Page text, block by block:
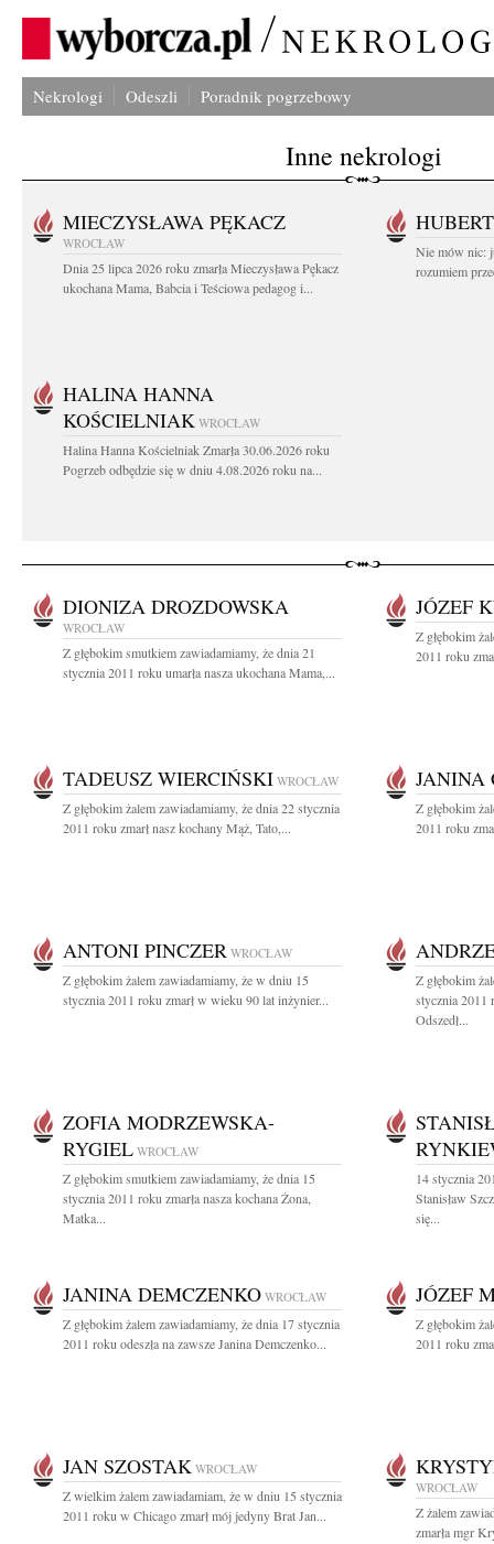
Nekrologi Odeszli Poradnik pogrzebowy
Inne nekrologi
MIECZYSŁAWA PĘKACZ
WROCŁAW
Dnia 25 lipca 2026 roku zmarła Mieczysława Pękacz
ukochana Mama, Babcia i Teściowa pedagog i...
Nie mów nic:
rozumiem
HALINA HANNA
KOŚCIELNIAK WROCŁAW
Halina Hanna Kościelniak Zmarła 30.06.2026 roku
Pogrzeb odbędzie się w dniu 4.08.2026 roku na...
DIONIZA DROZDOWSKA
WROCŁAW
Z głębokim smutkiem zawiadamiamy, że dnia 21
stycznia 2011 roku umarła nasza ukochana Mama,...
JÓZEF
Z głębokim
2011 roku
TADEUSZ WIERCIŃSKI WROCŁAW
Z głębokim żalem zawiadamiamy, że dnia 22 stycznia
2011 roku zmarł nasz kochany Mąż, Tato,...
JANINA
Z głębokim
2011 roku
ANTONI PINCZER WROCŁAW
Z głębokim żalem zawiadamiamy, że w dniu 15
stycznia 2011 roku zmarł w wieku 90 lat inżynier...
Z głębokim
stycznia 2011
Odszedł...
ZOFIA MODRZEWSKA-
RYGIEL WROCŁAW
Z głębokim smutkiem zawiadamiamy, że dnia 15
stycznia 2011 roku zmarła nasza kochana Żona,
Matka...
14 stycznia
Stanisław
się...
JANINA DEMCZENKO WROCŁAW
Z głębokim żalem zawiadamiamy, że dnia 17 stycznia
2011 roku odeszła na zawsze Janina Demczenko...
JÓZEF
Z głębokim
2011 roku
JAN SZOSTAK WROCŁAW
Z wielkim żalem zawiadamiam, że w dniu 15 stycznia
2011 roku w Chicago zmarł mój jedyny Brat Jan...
WROCŁAW
Z żalem
zmarła mgr